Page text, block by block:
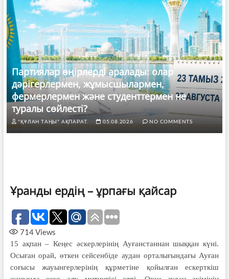
Партиялар өңірлерді аралады: олар
дәрігерлермен, жұмысшылармен,
фермерлермен және студенттермен не
туралы сөйлесті?
"ҚҰЛАН ТАҢЫ" АҚПАРАТ. 05.08.2026 NO COMMENTS
Ұранды ердің – ұрпағы қайсар
714Views
15 ақпан – Кеңес әскерлерінің Ауғанстаннан шыққан күні.
Осыған орай, өткен сейсенбіде аудан орталығындағы Ауған
соғысы жауынгерлерінің құрметіне қойылған ескерткіш